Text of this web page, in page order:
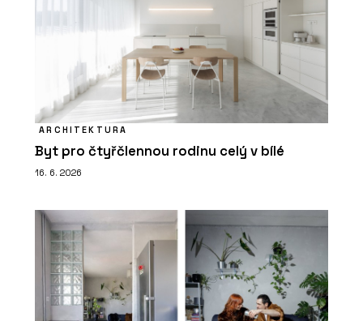
ARCHITEKTURA
Byt pro čtyřčlennou rodinu celý v bílé
16. 6. 2026